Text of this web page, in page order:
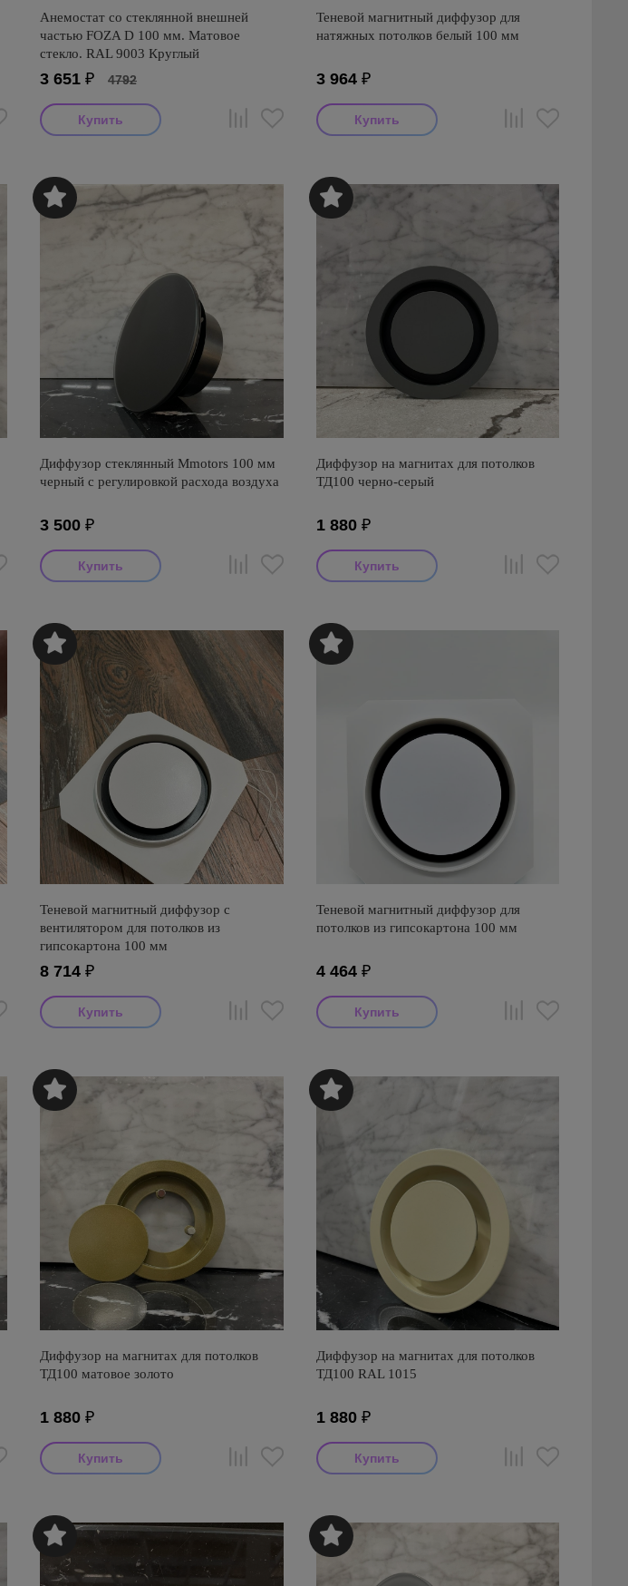
Анемостат со стеклянной внешней
частью FOZA D 100 мм. Матовое
стекло. RAL 9003 Круглый
3 651 ₽ 4792
Теневой магнитный диффузор для
натяжных потолков белый 100 мм
3 964₽
Диффузор стеклянный Mmotors 100 мм
черный с регулировкой расхода воздуха
3 500 ₽
Диффузор на магнитах для потолков
ТД100 черно-серый
1 880₽
Теневой магнитный диффузор с
вентилятором для потолков из
гипсокартона 100 мм
8 714 ₽
Теневой магнитный диффузор для
потолков из гипсокартона 100 мм
4 464₽
Диффузор на магнитах для потолков
ТД100 матовое золото
1 880 ₽
Диффузор на магнитах для потолков
ТД100 RAL 1015
1 880₽